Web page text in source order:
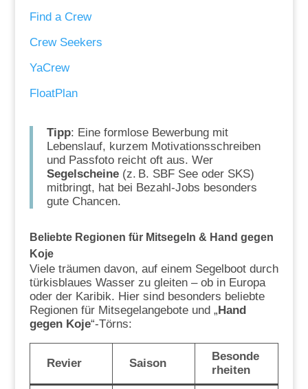
Find a Crew
Crew Seekers
YaCrew
FloatPlan
Tipp: Eine formlose Bewerbung mit
Lebenslauf, kurzem Motivationsschreiben
und Passfoto reicht oft aus. Wer
Segelscheine(z. B. SBF See oder SKS)
mitbringt, hat bei Bezahl-Jobs besonders
gute Chancen.
Beliebte Regionen für Mitsegeln & Hand gegen
Koje
Viele träumen davon, auf einem Segelboot durch
türkisblaues Wasser zu gleiten – ob in Europa
oder der Karibik. Hier sind besonders beliebte
Regionen für Mitsegelangebote und „Hand
gegen Koje“-Törns:
Revier Saison
Besonde
rheiten